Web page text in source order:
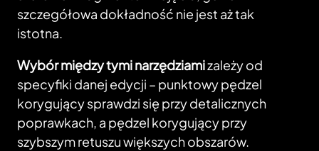
szczegółowa dokładność nie jest aż tak
istotna.
Wybór między tymi narzędziamizależy od
specyfiki danej edycji – punktowy pędzel
korygujący sprawdzi się przy detalicznych
poprawkach, a pędzel korygujący przy
szybszym retuszu większych obszarów.